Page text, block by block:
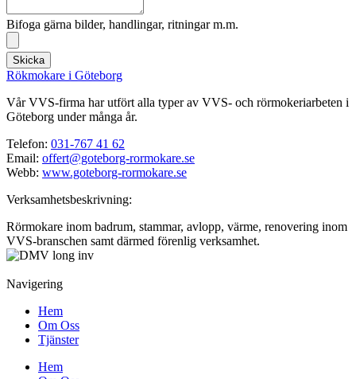
Bifoga gärna bilder, handlingar, ritningar m.m.
Skicka
Rökmokare i Göteborg
Vår VVS-firma har utfört alla typer av VVS- och rörmokeriarbeten i
Göteborg under många år.
Telefon: 031-767 41 62
Email: offert@goteborg-rormokare.se
Webb: www.goteborg-rormokare.se
Verksamhetsbeskrivning:
Rörmokare inom badrum, stammar, avlopp, värme, renovering inom
VVS-branschen samt därmed förenlig verksamhet.
Navigering
Hem
Om Oss
Tjänster
Hem